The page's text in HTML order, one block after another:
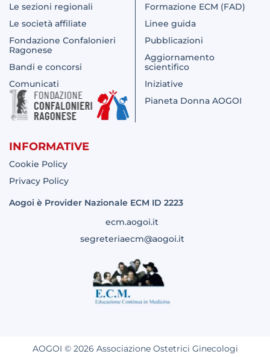
Le sezioni regionali
Le società affiliate
Fondazione Confalonieri
Ragonese
Bandi e concorsi
Comunicati
Formazione ECM (FAD)
Linee guida
Pubblicazioni
Aggiornamento
scientifico
Iniziative
Pianeta Donna AOGOI
INFORMATIVE
Cookie Policy
Privacy Policy
Aogoi è Provider Nazionale ECM ID 2223
ecm.aogoi.it
segreteriaecm@aogoi.it
AOGOI © 2026 Associazione Ostetrici Ginecologi